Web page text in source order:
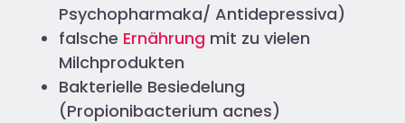
Psychopharmaka/ Antidepressiva)
falsche Ernährung mit zu vielen
Milchprodukten
Bakterielle Besiedelung
(Propionibacterium acnes)